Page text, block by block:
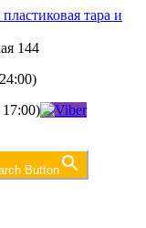
144
Button